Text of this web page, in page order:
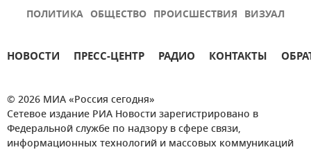
ПОЛИТИКА ОБЩЕСТВО ПРОИСШЕСТВИЯ ВИЗУАЛ
НОВОСТИ ПРЕСС-ЦЕНТР РАДИО КОНТАКТЫ
© 2026 МИА «Россия сегодня»
Сетевое издание РИА Новости зарегистрировано в
Федеральной службе по надзору в сфере связи,
информационных технологий и массовых коммуникаций